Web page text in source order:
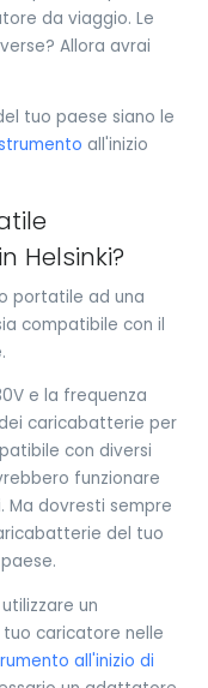
da viaggio. Le
Allora avrai
tuo paese siano le
all'inizio
Helsinki?
portatile ad una
compatibile con il
e la frequenza
caricabatterie per
con diversi
funzionare
Ma dovresti sempre
del tuo
un
caricatore nelle
all'inizio di